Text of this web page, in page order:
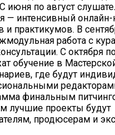
июня по август
— интенсивный онлайн-
практикумов. В
работа с
С октября
обучение в
где будут
финальным
лучшие проекты будут
продюсерам и